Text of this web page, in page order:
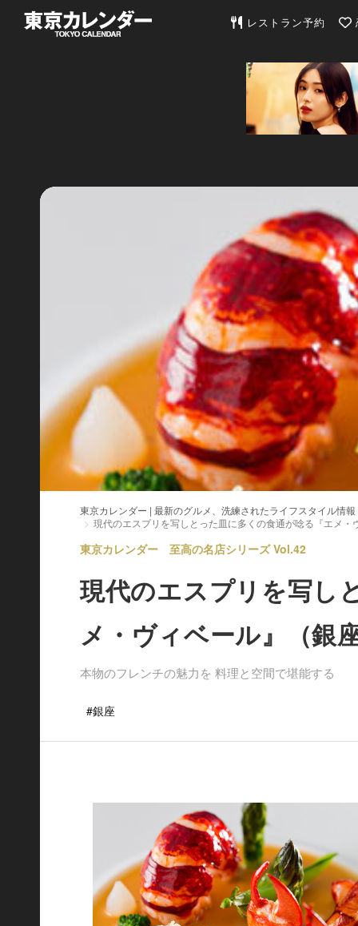
東京カレンダー | 最新
レストラン予約
東京カレンダー | 最新のグルメ、洗練されたライフスタイル情報
現代のエスプリを写しとった皿に多くの食通が唸る『エメ・
東京カレンダー 至高の名店シリーズ Vol.42
現代のエスプリを写し
メ・ヴィベール』（銀
本物のフレンチの魅力を 料理と空間で堪能する
#銀座